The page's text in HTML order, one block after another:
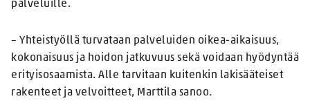
palveluille.
– Yhteistyöllä turvataan palveluiden oikea-aikaisuus,
kokonaisuus ja hoidon jatkuvuus sekä voidaan hyödyntää
erityisosaamista. Alle tarvitaan kuitenkin lakisääteiset
rakenteet ja velvoitteet, Marttila sanoo.